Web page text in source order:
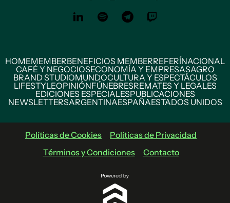
HOMEMEMBERBENEFICIOS MEMBERREFERÍNACIONAL
CAFÉ Y NEGOCIOSECONOMÍA Y EMPRESASAGRO
BRAND STUDIOMUNDOCULTURA Y ESPECTÁCULOS
LIFESTYLEOPINIÓNFÚNEBRESREMATES Y LEGALES
EDICIONES ESPECIALESPUBLICACIONES
NEWSLETTERSARGENTINAESPAÑAESTADOS UNIDOS
Políticas de Cookies
Políticas de Privacidad
Términos y Condiciones
Contacto